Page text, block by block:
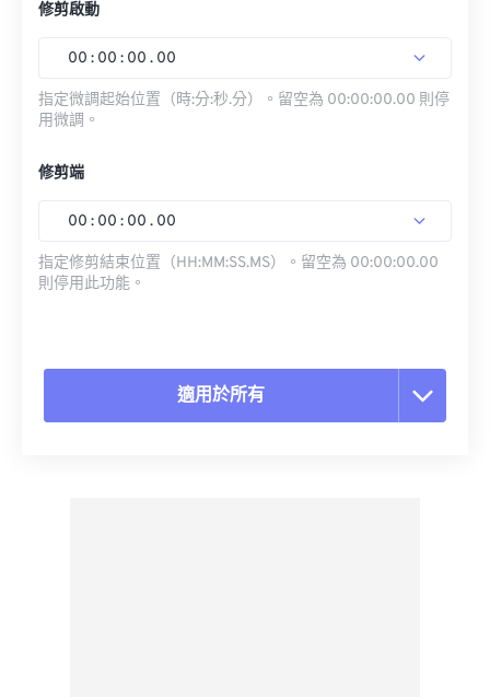
修剪啟動
00 : 00 : 00 . 00
指定微調起始位置（時:分:秒.分）。留空為 00:00:00.00 則停
用微調。
修剪端
00 : 00 : 00 . 00
指定修剪結束位置（HH:MM:SS.MS）。留空為 00:00:00.00
則停用此功能。
適用於所有